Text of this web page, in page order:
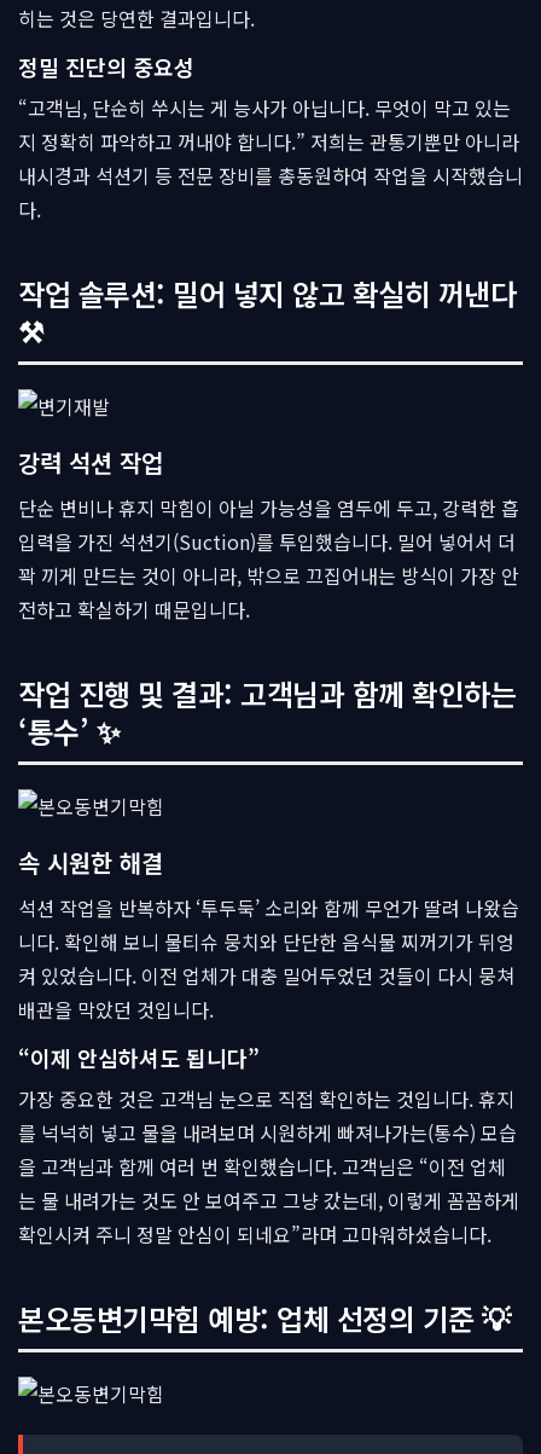
히는 것은 당연한 결과입니다.
정밀 진단의 중요성
“고객님, 단순히 쑤시는 게 능사가 아닙니다. 무엇이 막고 있는
지 정확히 파악하고 꺼내야 합니다.” 저희는 관통기뿐만 아니라
내시경과 석션기 등 전문 장비를 총동원하여 작업을 시작했습니
다.
작업 솔루션: 밀어 넣지 않고 확실히 꺼낸다
⚒
강력 석션 작업
단순 변비나 휴지 막힘이 아닐 가능성을 염두에 두고, 강력한 흡
입력을 가진 석션기(Suction)를 투입했습니다. 밀어 넣어서 더
꽉 끼게 만드는 것이 아니라, 밖으로 끄집어내는 방식이 가장 안
전하고 확실하기 때문입니다.
작업 진행 및 결과: 고객님과 함께 확인하는
‘통수’ ✨
속 시원한 해결
석션 작업을 반복하자 ‘투두둑’ 소리와 함께 무언가 딸려 나왔습
니다. 확인해 보니 물티슈 뭉치와 단단한 음식물 찌꺼기가 뒤엉
켜 있었습니다. 이전 업체가 대충 밀어두었던 것들이 다시 뭉쳐
배관을 막았던 것입니다.
“이제 안심하셔도 됩니다”
가장 중요한 것은 고객님 눈으로 직접 확인하는 것입니다. 휴지
를 넉넉히 넣고 물을 내려보며 시원하게 빠져나가는(통수) 모습
을 고객님과 함께 여러 번 확인했습니다. 고객님은 “이전 업체
는 물 내려가는 것도 안 보여주고 그냥 갔는데, 이렇게 꼼꼼하게
확인시켜 주니 정말 안심이 되네요”라며 고마워하셨습니다.
본오동변기막힘 예방: 업체 선정의 기준 💡